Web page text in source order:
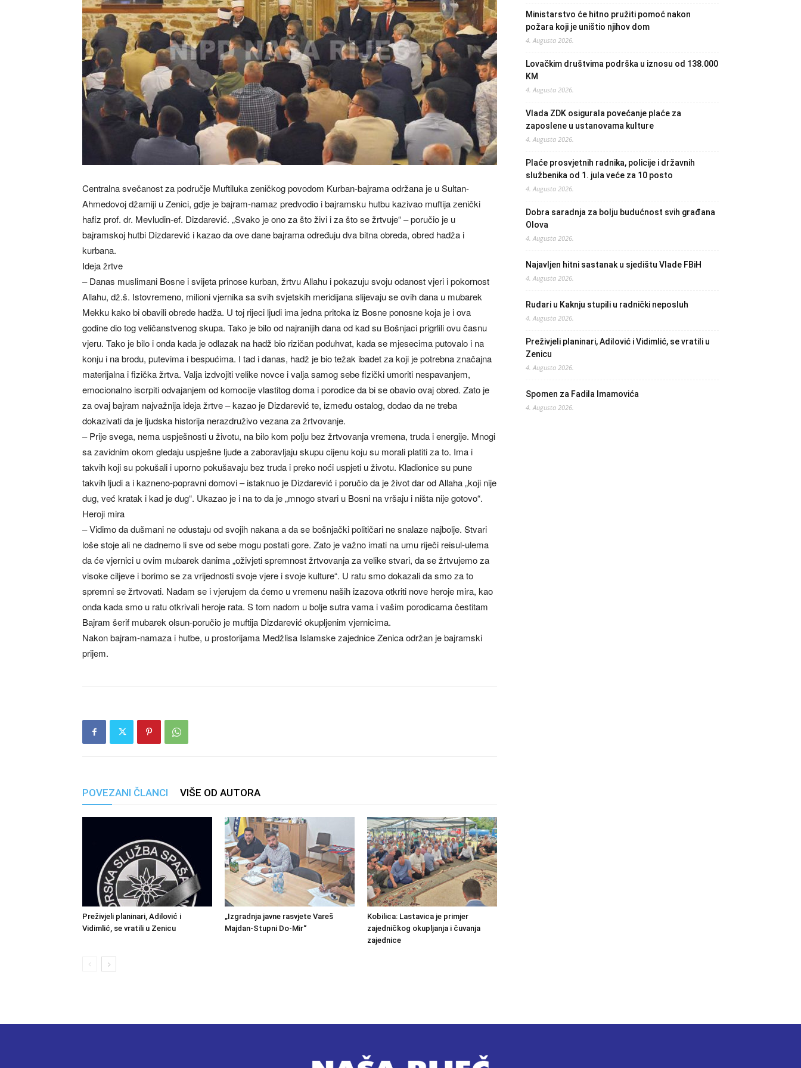
Centralna svečanost za područje Muftiluka zeničkog povodom Kurban-bajrama održana je u Sultan-
Ahmedovoj džamiji u Zenici, gdje je bajram-namaz predvodio i bajramsku hutbu kazivao muftija zenički
hafiz prof. dr. Mevludin-ef. Dizdarević. „Svako je ono za što živi i za što se žrtvuje“ – poručio je u
bajramskoj hutbi Dizdarević i kazao da ove dane bajrama određuju dva bitna obreda, obred hadža i
kurbana.
Ideja žrtve
– Danas muslimani Bosne i svijeta prinose kurban, žrtvu Allahu i pokazuju svoju odanost vjeri i pokornost
Allahu, dž.š. Istovremeno, milioni vjernika sa svih svjetskih meridijana slijevaju se ovih dana u mubarek
Mekku kako bi obavili obrede hadža. U toj rijeci ljudi ima jedna pritoka iz Bosne ponosne koja je i ova
godine dio tog veličanstvenog skupa. Tako je bilo od najranijih dana od kad su Bošnjaci prigrlili ovu časnu
vjeru. Tako je bilo i onda kada je odlazak na hadž bio rizičan poduhvat, kada se mjesecima putovalo i na
konju i na brodu, putevima i bespućima. I tad i danas, hadž je bio težak ibadet za koji je potrebna značajna
materijalna i fizička žrtva. Valja izdvojiti velike novce i valja samog sebe fizički umoriti nespavanjem,
emocionalno iscrpiti odvajanjem od komocije vlastitog doma i porodice da bi se obavio ovaj obred. Zato je
za ovaj bajram najvažnija ideja žrtve – kazao je Dizdarević te, između ostalog, dodao da ne treba
dokazivati da je ljudska historija nerazdruživo vezana za žrtvovanje.
– Prije svega, nema uspješnosti u životu, na bilo kom polju bez žrtvovanja vremena, truda i energije. Mnogi
sa zavidnim okom gledaju uspješne ljude a zaboravljaju skupu cijenu koju su morali platiti za to. Ima i
takvih koji su pokušali i uporno pokušavaju bez truda i preko noći uspjeti u životu. Kladionice su pune
takvih ljudi a i kazneno-popravni domovi – istaknuo je Dizdarević i poručio da je život dar od Allaha „koji nije
dug, već kratak i kad je dug“. Ukazao je i na to da je „mnogo stvari u Bosni na vršaju i ništa nije gotovo“.
Heroji mira
– Vidimo da dušmani ne odustaju od svojih nakana a da se bošnjački političari ne snalaze najbolje. Stvari
loše stoje ali ne dadnemo li sve od sebe mogu postati gore. Zato je važno imati na umu riječi reisul-ulema
da će vjernici u ovim mubarek danima „oživjeti spremnost žrtvovanja za velike stvari, da se žrtvujemo za
visoke ciljeve i borimo se za vrijednosti svoje vjere i svoje kulture“. U ratu smo dokazali da smo za to
spremni se žrtvovati. Nadam se i vjerujem da ćemo u vremenu naših izazova otkriti nove heroje mira, kao
onda kada smo u ratu otkrivali heroje rata. S tom nadom u bolje sutra vama i vašim porodicama čestitam
Bajram šerif mubarek olsun-poručio je muftija Dizdarević okupljenim vjernicima.
Nakon bajram-namaza i hutbe, u prostorijama Medžlisa Islamske zajednice Zenica održan je bajramski
prijem.
POVEZANI ČLANCI VIŠE OD AUTORA
Preživjeli planinari, Adilović i
Vidimlić, se vratili u Zenicu
„Izgradnja javne rasvjete Vareš
Majdan-Stupni Do-Mir“
Kobilica: Lastavica je primjer
zajedničkog okupljanja i čuvanja
zajednice
Ministarstvo će hitno pružiti pomoć nakon
požara koji je uništio njihov dom
4. Augusta 2026.
Lovačkim društvima podrška u iznosu od 138.000
KM
4. Augusta 2026.
Vlada ZDK osigurala povećanje plaće za
zaposlene u ustanovama kulture
4. Augusta 2026.
Plaće prosvjetnih radnika, policije i državnih
službenika od 1. jula veće za 10 posto
4. Augusta 2026.
Dobra saradnja za bolju budućnost svih građana
Olova
4. Augusta 2026.
Najavljen hitni sastanak u sjedištu Vlade FBiH
4. Augusta 2026.
Rudari u Kaknju stupili u radnički neposluh
4. Augusta 2026.
Preživjeli planinari, Adilović i Vidimlić, se vratili u
Zenicu
4. Augusta 2026.
Spomen za Fadila Imamovića
4. Augusta 2026.